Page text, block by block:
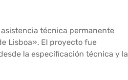
técnica permanente
Lisboa». El proyecto fue
la especificación técnica y la